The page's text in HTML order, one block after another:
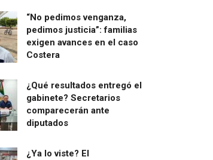
“No pedimos venganza,
pedimos justicia”: familias
exigen avances en el caso
Costera
¿Qué resultados entregó el
gabinete? Secretarios
comparecerán ante
diputados
¿Ya lo viste? El